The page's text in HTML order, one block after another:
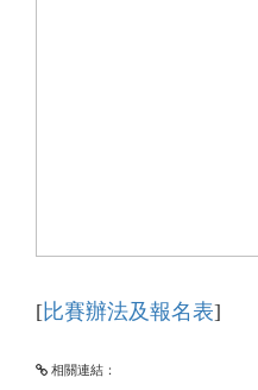
[比賽辦法及報名表]
相關連結：